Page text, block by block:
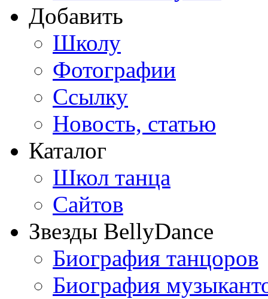
Добавить
Школу
Фотографии
Ссылку
Новость, статью
Каталог
Школ танца
Сайтов
Звезды BellyDance
Биография танцоров
Биография